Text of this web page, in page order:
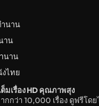
ำนาน
าน
นาน
งไทย
มเรื่อง HD คุณภาพสุง
กกว่า 10,000 เรื่อง ดูฟรีโด